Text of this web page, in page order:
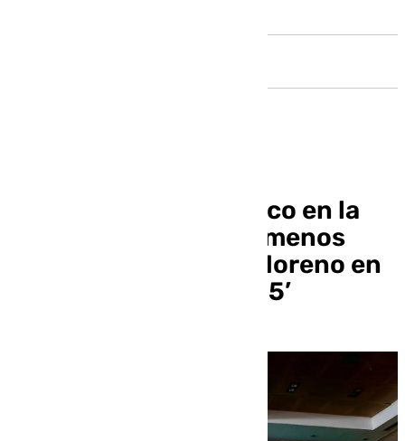
Extremadura coge foco en la
precampaña cuando menos
conviene a Juanma Moreno en
su búsqueda de los ’55’